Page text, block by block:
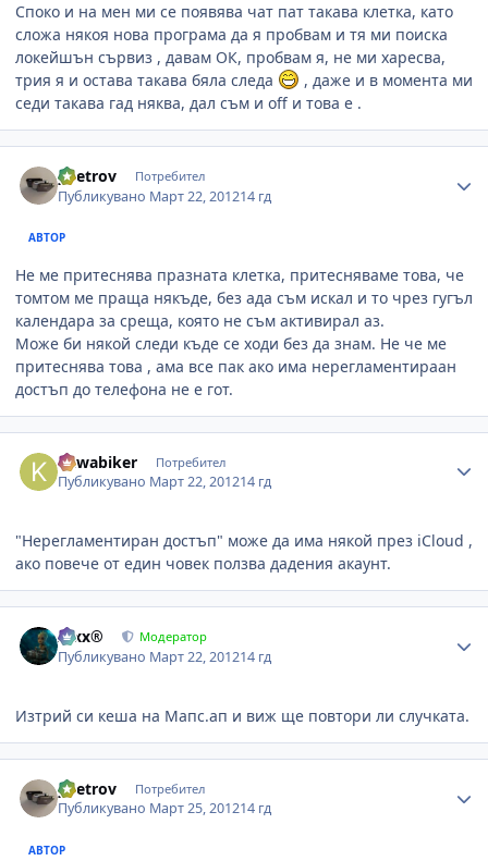
Споко и на мен ми се появява чат пат такава клетка, като
сложа някоя нова програма да я пробвам и тя ми поиска
локейшън сървиз , давам ОК, пробвам я, не ми харесва,
трия я и остава такава бяла следа
, даже и в момента ми
седи такава гад няква, дал съм и off и това е .
ypetrov Потребител
Публикувано Март 22, 201214 гд
АВТОР
Не ме притеснява празната клетка, притесняваме това, че
томтом ме праща някъде, без ада съм искал и то чрез гугъл
календара за среща, която не съм активирал аз.
Може би някой следи къде се ходи без да знам. Не че ме
притеснява това , ама все пак ако има нерегламентираан
достъп до телефона не е гот.
kawabiker Потребител
Публикувано Март 22, 201214 гд
"Нерегламентиран достъп" може да има някой през iCloud ,
ако повече от един човек ползва дадения акаунт.
Alxx® Модератор
Публикувано Март 22, 201214 гд
Изтрий си кеша на Мапс.ап и виж ще повтори ли случката.
ypetrov Потребител
Публикувано Март 25, 201214 гд
АВТОР